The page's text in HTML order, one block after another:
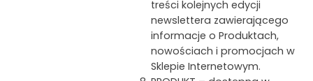
treści kolejnych edycji
newslettera zawierającego
informacje o Produktach,
nowościach i promocjach w
Sklepie Internetowym.